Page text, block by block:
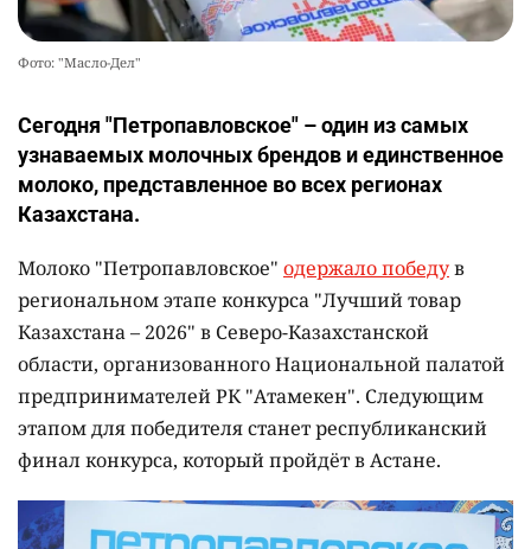
Фото: "Масло-Дел"
Сегодня "Петропавловское" – один из самых
узнаваемых молочных брендов и единственное
молоко, представленное во всех регионах
Казахстана.
Молоко "Петропавловское" одержало победув
региональном этапе конкурса "Лучший товар
Казахстана – 2026" в Северо-Казахстанской
области, организованного Национальной палатой
предпринимателей РК "Атамекен". Следующим
этапом для победителя станет республиканский
финал конкурса, который пройдёт в Астане.